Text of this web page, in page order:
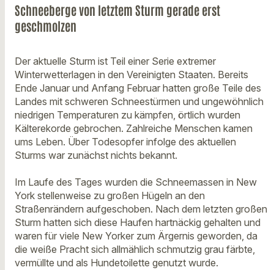
Schneeberge von letztem Sturm gerade erst
geschmolzen
Der aktuelle Sturm ist Teil einer Serie extremer
Winterwetterlagen in den Vereinigten Staaten. Bereits
Ende Januar und Anfang Februar hatten große Teile des
Landes mit schweren Schneestürmen und ungewöhnlich
niedrigen Temperaturen zu kämpfen, örtlich wurden
Kälterekorde gebrochen. Zahlreiche Menschen kamen
ums Leben. Über Todesopfer infolge des aktuellen
Sturms war zunächst nichts bekannt.
Im Laufe des Tages wurden die Schneemassen in New
York stellenweise zu großen Hügeln an den
Straßenrändern aufgeschoben. Nach dem letzten großen
Sturm hatten sich diese Haufen hartnäckig gehalten und
waren für viele New Yorker zum Ärgernis geworden, da
die weiße Pracht sich allmählich schmutzig grau färbte,
vermüllte und als Hundetoilette genutzt wurde.